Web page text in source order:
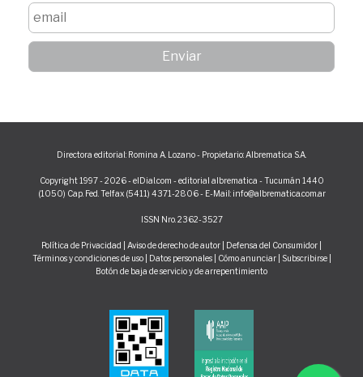
Directora editorial: Romina A. Lozano - Propietario: Albrematica S.A.
Copyright 1997 - 2026 - elDial.com - editorial albrematica - Tucumán 1440
(1050) Cap. Fed. Telfax (5411) 4371-2806 - E-Mail: info@albrematica.com.ar
ISSN Nro. 2362-3527
Política de Privacidad Aviso de derecho de autor Defensa del Consumidor
Términos y condiciones de uso| Datos personales| Cómo anunciar| Subscribirse
Botón de baja de servicio y de arrepentimiento